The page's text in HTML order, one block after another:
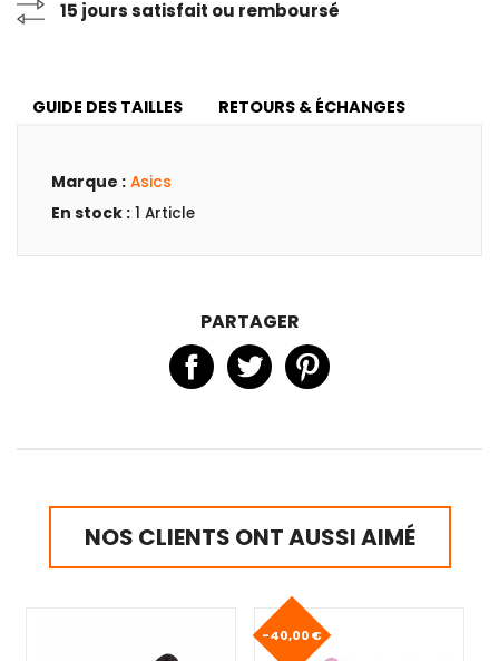
15 jours satisfait ou remboursé
GUIDE DES TAILLES RETOURS & ÉCHANGES
Marque : Asics
En stock : 1 Article
PARTAGER
NOS CLIENTS ONT AUSSI AIMÉ
-40,00 €